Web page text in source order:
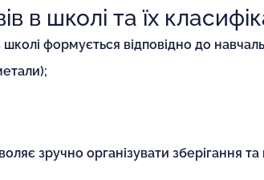
в школі та їх
формується відповідно до
зручно організувати зберігання